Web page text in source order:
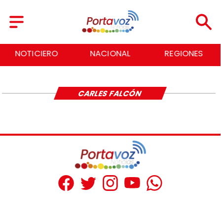
NOTICIERO NACIONAL REGIONES
CARLES FALCÓN